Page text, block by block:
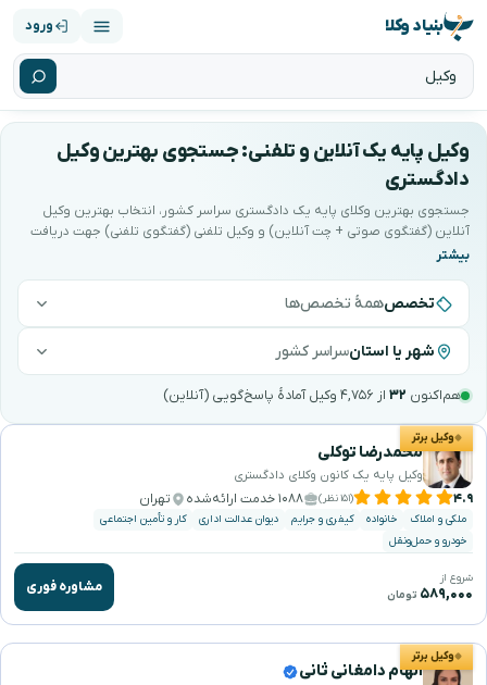
بنیاد وکلا ورود
وکیل پایه یک آنلاین و تلفنی: جستجوی بهترین وکیل
دادگستری
جستجوی بهترین وکلای پایه یک دادگستری سراسر کشور، انتخاب بهترین وکیل
آنلاین (گفتگوی صوتی + چت آنلاین) و وکیل تلفنی (گفتگوی تلفنی) جهت دریافت
راهکار سریع حقوقی ‌+ امکان ارسال فایل.
تخصصهمهٔ تخصص‌ها
شهر یا استانسراسر کشور
هم‌اکنون ۳۲ از ۴,۷۵۶ وکیل آمادهٔ پاسخ‌گویی (آنلاین)
بهترین وکیل پایه یک دادگستری را جستجو و انتخاب
وکیل برتر
محمدرضا توکلی
وکیل پایه یک کانون وکلای دادگستری
۴.۹ (۱۵۱ نظر) ۱۰۸۸ خدمت ارائه‌شده تهران
ملکی و املاک خانواده کیفری و جرایم دیوان عدالت اداری
کار و تأمین اجتماعی
خودرو و حمل‌ونقل
شروع از
۵۸۹,۰۰۰ تومان مشاوره فوری
وکیل برتر
الهام دامغانی ثانی